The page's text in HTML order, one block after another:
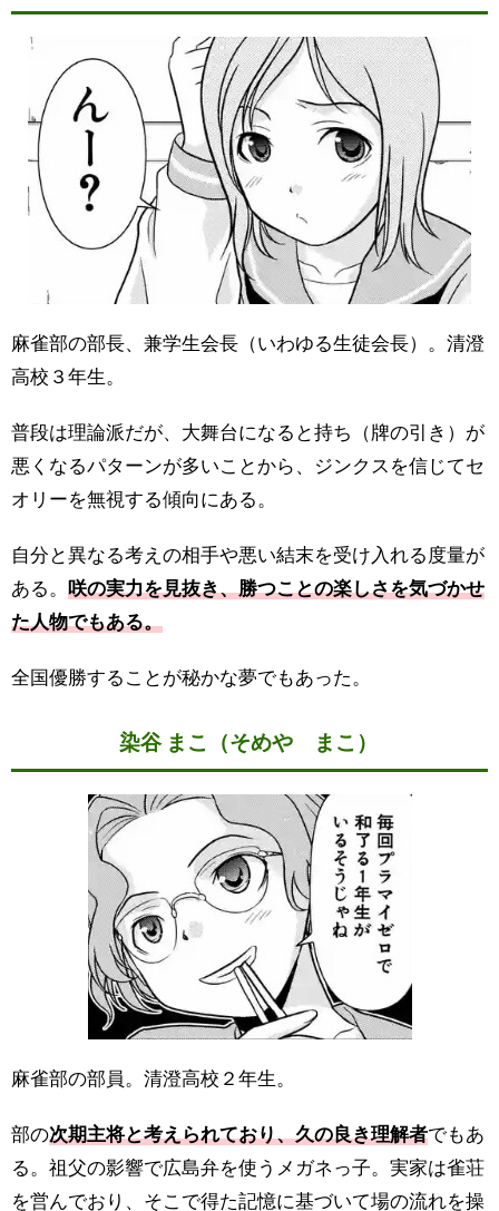
麻雀部の部長、兼学生会長（いわゆる生徒会長）。清澄
高校３年生。
普段は理論派だが、大舞台になると持ち（牌の引き）が
悪くなるパターンが多いことから、ジンクスを信じてセ
オリーを無視する傾向にある。
自分と異なる考えの相手や悪い結末を受け入れる度量が
ある。 咲の実力を見抜き、勝つことの楽しさを気づかせ
た人物でもある。
全国優勝することが秘かな夢でもあった。
染谷 まこ（そめや まこ）
麻雀部の部員。清澄高校２年生。
部の次期主将と考えられており、久の良き理解者でもあ
る。祖父の影響で広島弁を使うメガネっ子。実家は雀荘
を営んでおり、そこで得た記憶に基づいて場の流れを操